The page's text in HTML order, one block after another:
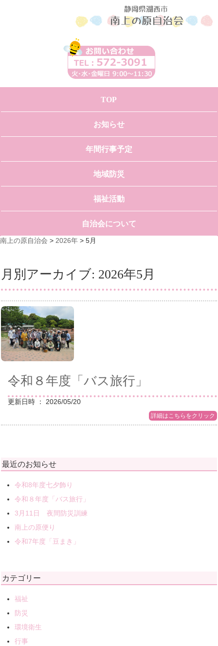
TOP
お知らせ
年間行事予定
地域防災
福祉活動
自治会について
南上の原自治会 > 2026年 > 5月
月別アーカイブ: 2026年5月
令和８年度「バス旅行」
更新日時 ： 2026/05/20
詳細はこちらをクリック
最近のお知らせ
令和8年度七夕飾り
令和８年度「バス旅行」
3月11日 夜間防災訓練
南上の原便り
令和7年度「豆まき」
カテゴリー
福祉
防災
環境衛生
行事